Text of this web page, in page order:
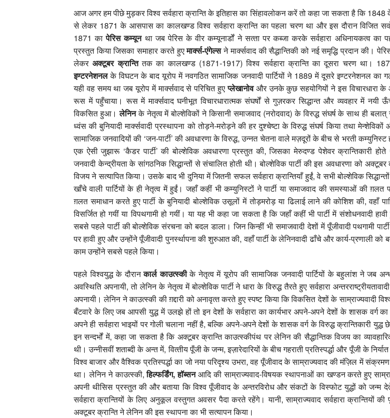
आज अगर हम पीछे मुड़कर विश्‍व सर्वहारा क्रान्ति के इतिहास का सिंहावलोकन करें तो कहा जा सकता है कि
से लेकर 1871 के आसपास का कालखण्‍ड विश्‍व सर्वहारा क्रान्ति का पहला चरण था और इस दौरान विजित
1871 कापेरिस कम्‍यून था जब पेरिस के वीर कम्‍यूनार्डों ने सत्‍ता पर कब्‍जा करके सर्वहारा अधिनायकत्‍व का
प्रस्‍तुत किया जिसका समाहार करते हुएमार्क्‍स-एंगेल्‍सने मार्क्‍सवाद की सैद्धान्तिकी को नई समृद्धि प्रदान की।
लेकरअक्‍टूबर क्रान्तितक का कालखण्‍ड (1871-1917) विश्‍व सर्वहारा क्रान्ति का दूसरा चरण था।
इण्‍टरनेशनलके विघटन के बाद यूरोप में नवगठित सामाजिक जनवादी पार्टियों ने 1889 में दूसरे इण्‍टरनेशनल का
यही वह समय था जब यूरोप में मार्क्‍सवाद से परिचित हुएप्‍लेखानोवऔर उनके कुछ सहयोगियों ने इस विचारधारा
रूस में पहुँचाया। रूस में मार्क्‍सवाद घनीभूत विचारधारात्‍मक संघर्षों से गुज़रकर सिद्धान्‍त और व्‍यवहार में नयी
विकसित हुआ।लेनिनके नेतृत्‍व में बोल्‍शेविकों ने किसानी समाजवाद (नरोदवाद) के विरुद्ध संघर्ष के साथ ही बलात्
ध्‍वंस की बुनियादी मार्क्‍सवादी प्रस्‍थापना को तोड़ने-मरोड़ने की हर दुश्‍चेष्‍टा के विरुद्ध संघर्ष किया तथा मेन्‍शेविकों
सामाजिक जनवादियों की ‘जन-पार्टी’ की अवधारणा के विरुद्ध, उन्‍नत चेतना वाले मज़दूरों के बीच से भरती कम्युनिस्‍ट
एक ऐसी जुझारू ‘कैडर पार्टी’ की बोल्‍शेविक अवधारणा प्रस्‍तुत की, जिसका मेरुदण्‍ड पेशेवर क्रान्तिकारी
जनवादी केन्‍द्रीयता के सांगठनिक सिद्धान्‍तों से संचालित होती थी। बोल्‍शेविक पार्टी की इस अवधारणा को अक्‍टूबर
विजय ने सत्‍यापित किया। उसके बाद भी दुनिया में जितनी सफल सर्वहारा क्रान्तियाँ हुईं, वे सभी बोल्‍शेविक
खाँचे वाली पार्टियों के ही नेतृत्‍व में हुईं। जहाँ कहीं भी कम्‍युनिस्‍टों ने पार्टी या समाजवाद की समस्‍याओं की
ग़लत समाधान करते हुए पार्टी के बुनियादी बोल्‍शेविक उसूलों में तोड़मरोड़ या ढिलाई लाने की कोशिश की, वहाँ
वि‍सर्जित हो गयीं या विपथगामी हो गयीं। या यह भी कहा जा सकता है कि जहाँ कहीं भी पार्टी में संशोधनवादी
सबसे पहले पार्टी की बोल्‍शेविक संरचना को बदल डाला। जिन किन्‍हीं भी समाजवादी देशों में पूँजीवादी पथगामी
पर हावी हुए और उन्‍होंने पूँजीवादी पुनर्स्‍थापना की शुरुआत की, वहाँ पार्टी के लेनिनवादी ढाँचे और कार्य-प्रणाली को
काम उन्‍होंने सबसे पहले किया।
पहले विश्‍वयुद्ध के दौरानकार्ल काउत्‍स्‍कीके नेतृत्‍व में यूरोप की सामाजिक जनवादी पार्टियों के बहुलांश ने जब
अवस्थिति अपनायी, तो लेनिन के नेतृत्‍व में बोल्‍शेविक पार्टी ने धारा के विरुद्ध तैरते हुए सर्वहारा
अपनायी। लेनिन ने काउत्‍स्‍की की ग़द्दारी को अनावृत्‍त करते हुए स्‍पष्‍ट किया कि विकसित देशों के साम्राज्‍यवादी
बँटवारे के लिए जब आपसी युद्ध में उलझे हों तो इन देशों के सर्वहारा का कार्यभार अपने-अपने देशों के शासक वर्ग
अपने ही सर्वहारा भाइयों पर गोली चलाना नहीं है, बल्कि अपने-अपने देशों के शासक वर्ग के विरुद्ध क्रान्तिकारी युद्ध
इन सन्‍दर्भों में, कहा जा सकता है कि अक्‍टूबर क्रान्ति काउत्‍स्‍कीपंथ पर लेनिन की सैद्धान्तिक विजय का
थी। उन्‍नीसवीं शताब्‍दी के अन्‍त में, वित्‍तीय पूँजी के जन्‍म, इज़ारेदारियों के बीच गहराती प्रतिस्‍पर्द्धा और पूँजी के
विश्‍व बाजार और वैश्विक प्रतिस्‍पर्द्धा का जो नया परिदृश्‍य उभरा, वह पूँजीवाद के साम्राज्‍यवाद की मंज़ि‍ल में
था। लेनिन ने काउत्‍स्‍की,हिल्‍फर्डिंग,हॉब्‍सनआदि की साम्राज्‍यवाद-विषयक स्‍थापनाओं का खण्‍डन करते हुए
अपनी थीसिस प्रस्‍तुत की और बताया कि विश्‍व पूँजीवाद के अन्‍तरविरोध और संकटों के विस्‍फोट युद्धों को जन्‍म
सर्वहारा क्रान्तियों के लिए अनुकूल वस्‍तुगत अवसर पैदा करते रहेंगे। यानी, साम्राज्‍यवाद सर्वहारा क्रान्तियों की
अक्‍टूबर क्रान्ति ने लेनिन की इस स्‍थापना का भी सत्‍यापन किया।